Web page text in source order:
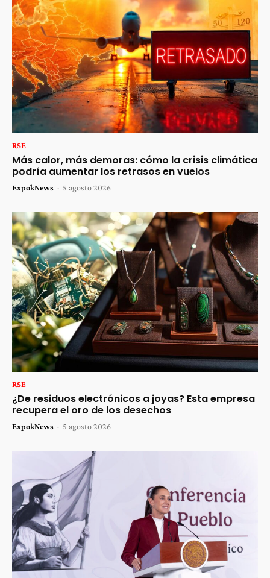
RSE
Más calor, más demoras: cómo la crisis climática
podría aumentar los retrasos en vuelos
ExpokNews - 5 agosto 2026
RSE
¿De residuos electrónicos a joyas? Esta empresa
recupera el oro de los desechos
ExpokNews - 5 agosto 2026